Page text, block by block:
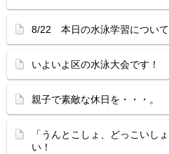
8/22 本日の水泳学習について
いよいよ区の水泳大会です！
親子で素敵な休日を・・・。
「うんとこしょ、どっこいし
い！